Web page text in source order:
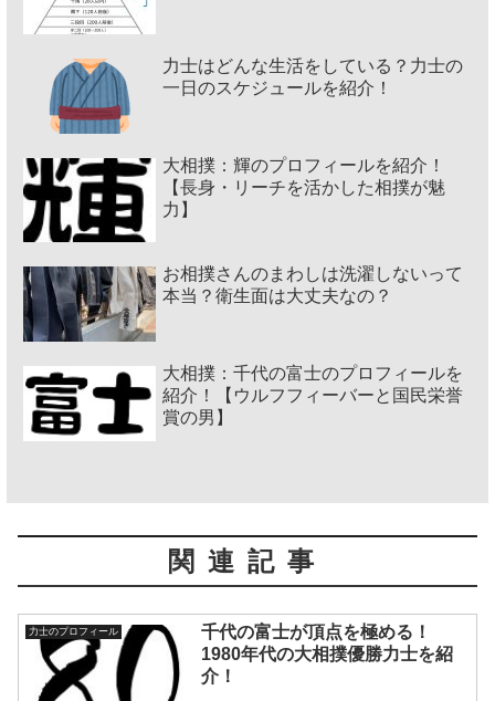
力士はどんな生活をしている？力士の
一日のスケジュールを紹介！
大相撲：輝のプロフィールを紹介！
【長身・リーチを活かした相撲が魅
力】
お相撲さんのまわしは洗濯しないって
本当？衛生面は大丈夫なの？
大相撲：千代の富士のプロフィールを
紹介！【ウルフフィーバーと国民栄誉
賞の男】
関連記事
力士のプロフィール
千代の富士が頂点を極める！
1980年代の大相撲優勝力士を紹
介！